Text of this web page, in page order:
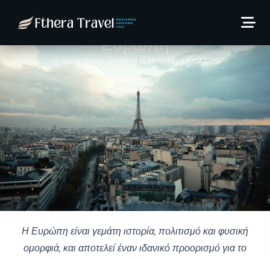
το Πρώτο Ταξίδι σας στην
Ευρώπη
19 Δεκεμβρίου, 2024 Thodoris Kaltsas
Η Ευρώπη είναι γεμάτη ιστορία, πολιτισμό και φυσική
ομορφιά, και αποτελεί έναν ιδανικό προορισμό για το